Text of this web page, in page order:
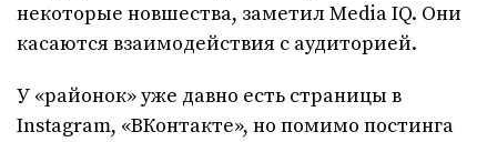
некоторые новшества, заметил Media IQ. Они
касаются взаимодействия с аудиторией.
У «районок» уже давно есть страницы в
Instagram, «ВКонтакте», но помимо постинга